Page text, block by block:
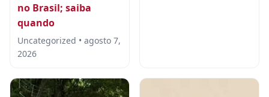
no Brasil; saiba
quando
Uncategorized • agosto 7,
2026